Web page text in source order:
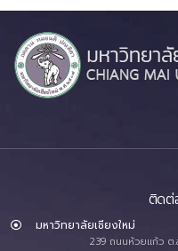
ติดต่
มหาวิทยาลัยเชียงใหม่
239 ถนนห้วยแก้ว ต.